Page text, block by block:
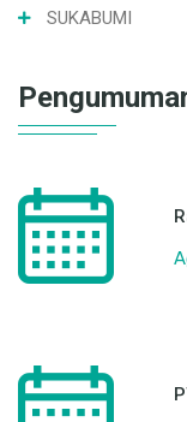
SUKABUMI